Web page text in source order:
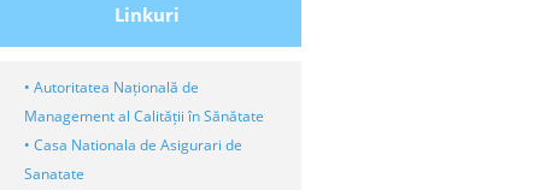
Linkuri
• Autoritatea Națională de
Management al Calității în Sănătate
• Casa Nationala de Asigurari de
Sanatate